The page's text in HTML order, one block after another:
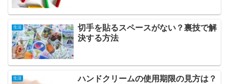
生活
切手を貼るスペースがない？裏技で解
決する方法
生活
ハンドクリームの使用期限の見方は？